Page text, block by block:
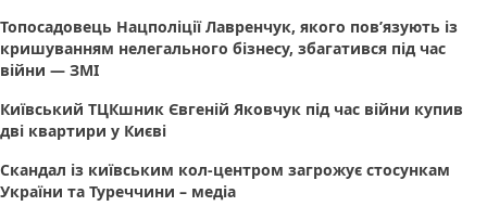
Топосадовець Нацполіції Лавренчук, якого пов’язують із
кришуванням нелегального бізнесу, збагатився під час
війни — ЗМІ
Київський ТЦКшник Євгеній Яковчук під час війни купив
дві квартири у Києві
Скандал із київським кол-центром загрожує стосункам
України та Туреччини – медіа